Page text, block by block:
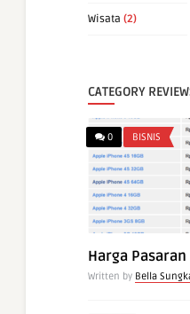
Wisata (2)
CATEGORY
0 BISNIS
Harga
Written by Bella